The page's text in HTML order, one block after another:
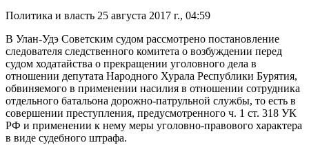
Политика и власть 25 августа 2017 г., 04:59
В Улан-Удэ Советским судом рассмотрено постановление
следователя следственного комитета о возбуждении перед
судом ходатайства о прекращении уголовного дела в
отношении депутата Народного Хурала Республики Бурятия,
обвиняемого в применении насилия в отношении сотрудника
отдельного батальона дорожно-патрульной службы, то есть в
совершении преступления, предусмотренного ч. 1 ст. 318 УК
РФ и применении к нему меры уголовно-правового характера
в виде судебного штрафа.